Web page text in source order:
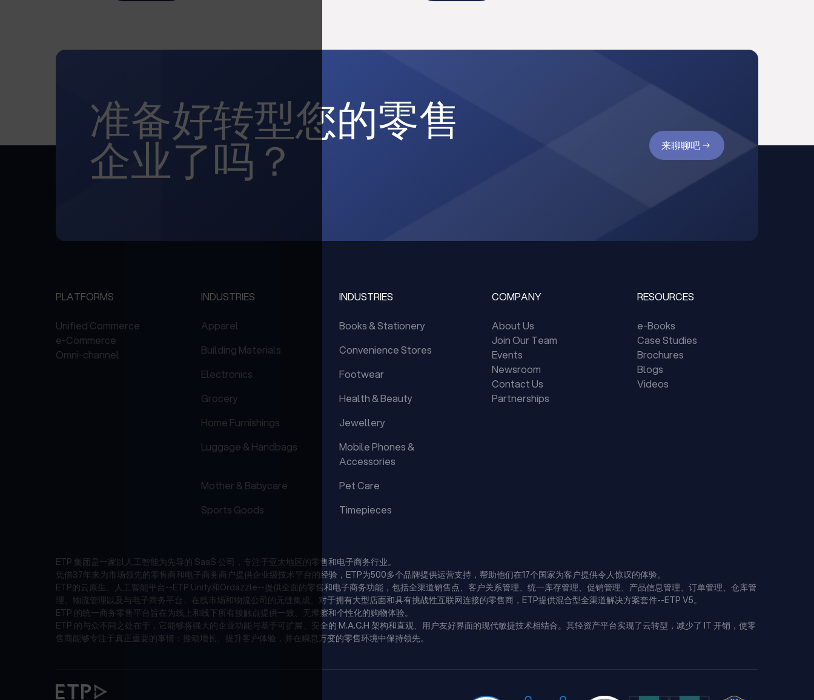
准备好转型您的零售
企业了吗？ 来聊聊吧
PLATFORMS
Unified Commerce
e-Commerce
Omni-channel
INDUSTRIES INDUSTRIES
Apparel
Books & Stationery
Building Materials
Convenience Stores
Electronics
Footwear
Grocery
Health & Beauty
Home Furnishings
Jewellery
Luggage & Handbags
Mobile Phones &
Accessories
Mother & Babycare
Pet Care
Sports Goods
Timepieces
COMPANY
About Us
Join Our Team
Events
Newsroom
Contact Us
Partnerships
RESOURCES
e-Books
Case Studies
Brochures
Blogs
Videos
ETP 集团是一家以人工智能为先导的 SaaS 公司，专注于亚太地区的零售和电子商务行业。
凭借37年来为市场领先的零售商和电子商务商户提供企业级技术平台的经验，ETP为500多个品牌提供运营支持，帮助他们在17个国家为客户提供令人惊叹的体验。
ETP的云原生、人工智能平台--ETP Unify和Ordazzle--提供全面的零售和电子商务功能，包括全渠道销售点、客户关系管理、统一库存管理、促销管理、产品信息管理、订单管理、仓库管
理、物流管理以及与电子商务平台、在线市场和物流公司的无缝集成。对于拥有大型店面和具有挑战性互联网连接的零售商，ETP提供混合型全渠道解决方案套件--ETP V5。
ETP 的统一商务零售平台旨在为线上和线下所有接触点提供一致、无摩擦和个性化的购物体验。
ETP 的与众不同之处在于，它能够将强大的企业功能与基于可扩展、安全的 M.A.C.H 架构和直观、用户友好界面的现代敏捷技术相结合。其轻资产平台实现了云转型，减少了 IT 开销，使零
售商能够专注于真正重要的事情：推动增长、提升客户体验，并在瞬息万变的零售环境中保持领先。